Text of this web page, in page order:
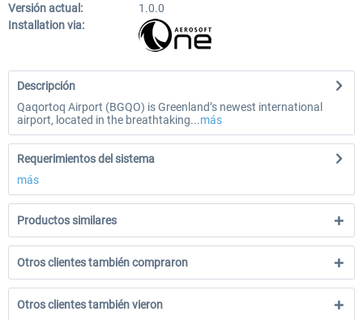
Versión actual:
1.0.0
Installation via:
Descripción
Qaqortoq Airport (BGQO) is Greenland’s newest international
airport, located in the breathtaking...más
Requerimientos del sistema
más
Productos similares
Otros clientes también compraron
Otros clientes también vieron